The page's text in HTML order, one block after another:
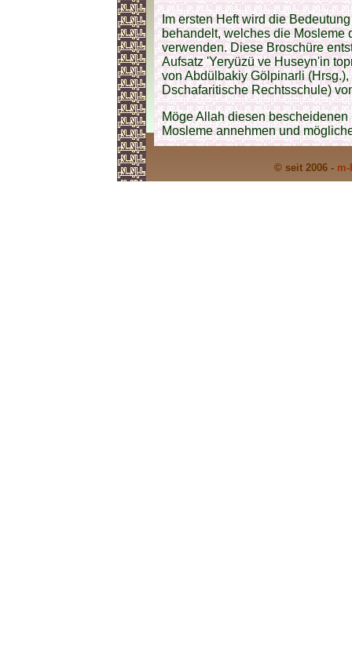
Im ersten Heft wird die
behandelt, welches die Mosleme
verwenden. Diese Broschüre
Aufsatz 'Yeryüzü ve Huseyn'in
von Abdülbakiy Gölpinarli
Dschafaritische Rechtsschule)
Möge Allah diesen
Mosleme annehmen und
© seit 2006 -